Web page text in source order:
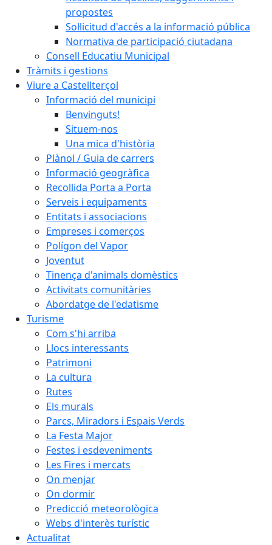
propostes
Sol·licitud d'accés a la informació pública
Normativa de participació ciutadana
Consell Educatiu Municipal
Tràmits i gestions
Viure a Castellterçol
Informació del municipi
Benvinguts!
Situem-nos
Una mica d'història
Plànol / Guia de carrers
Informació geogràfica
Recollida Porta a Porta
Serveis i equipaments
Entitats i associacions
Empreses i comerços
Polígon del Vapor
Joventut
Tinença d'animals domèstics
Activitats comunitàries
Abordatge de l'edatisme
Turisme
Com s'hi arriba
Llocs interessants
Patrimoni
La cultura
Rutes
Els murals
Parcs, Miradors i Espais Verds
La Festa Major
Festes i esdeveniments
Les Fires i mercats
On menjar
On dormir
Predicció meteorològica
Webs d'interès turístic
Actualitat